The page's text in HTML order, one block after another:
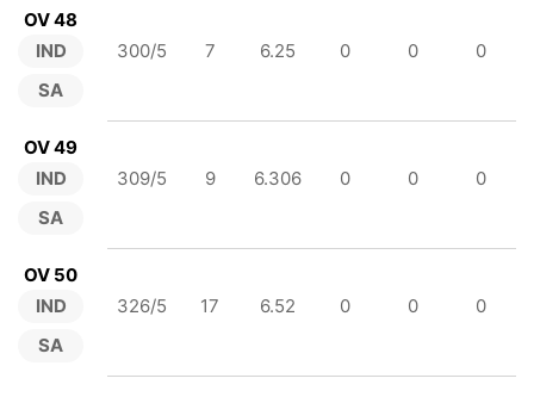
OV 48
IND
SA
300/5 7 6.25 0 0 0
OV 49
IND
SA
309/5 9 6.306 0 0 0
OV 50
IND
SA
326/5 17 6.52 0 0 0